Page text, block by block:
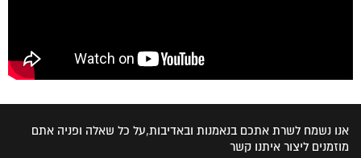
אנו נשמח לשרת אתכם בנאמנות ובאדיבות,על כל שאלה ופניה אתם
מוזמנים ליצור איתנו קשר